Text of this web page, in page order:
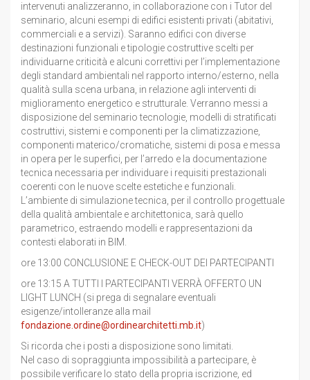
intervenuti analizzeranno, in collaborazione con i Tutor del
seminario, alcuni esempi di edifici esistenti privati (abitativi,
commerciali e a servizi). Saranno edifici con diverse
destinazioni funzionali e tipologie costruttive scelti per
individuarne criticità e alcuni correttivi per l’implementazione
degli standard ambientali nel rapporto interno/esterno, nella
qualità sulla scena urbana, in relazione agli interventi di
miglioramento energetico e strutturale. Verranno messi a
disposizione del seminario tecnologie, modelli di stratificati
costruttivi, sistemi e componenti per la climatizzazione,
componenti materico/cromatiche, sistemi di posa e messa
in opera per le superfici, per l’arredo e la documentazione
tecnica necessaria per individuare i requisiti prestazionali
coerenti con le nuove scelte estetiche e funzionali.
L’ambiente di simulazione tecnica, per il controllo progettuale
della qualità ambientale e architettonica, sarà quello
parametrico, estraendo modelli e rappresentazioni da
contesti elaborati in BIM.
ore 13:00 CONCLUSIONE E CHECK-OUT DEI PARTECIPANTI
ore 13:15 A TUTTI I PARTECIPANTI VERRÀ OFFERTO UN
LIGHT LUNCH (si prega di segnalare eventuali
esigenze/intolleranze alla mail
fondazione.ordine@ordinearchitetti.mb.it)
Si ricorda che i posti a disposizione sono limitati.
Nel caso di sopraggiunta impossibilità a partecipare, è
possibile verificare lo stato della propria iscrizione, ed